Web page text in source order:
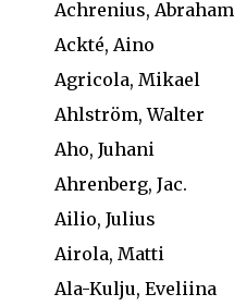
Achrenius, Abraham
Ackté, Aino
Agricola, Mikael
Ahlström, Walter
Aho, Juhani
Ahrenberg, Jac.
Ailio, Julius
Airola, Matti
Ala-Kulju, Eveliina